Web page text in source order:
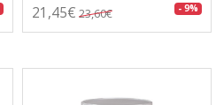
21,45€ 23,60€ - 9%